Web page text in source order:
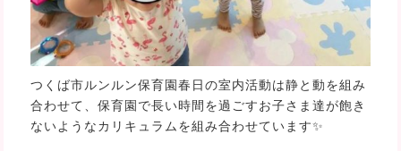
つくば市ルンルン保育園春日の室内活動は静と動を組み
合わせて、保育園で長い時間を過ごすお子さま達が飽き
ないようなカリキュラムを組み合わせています✨